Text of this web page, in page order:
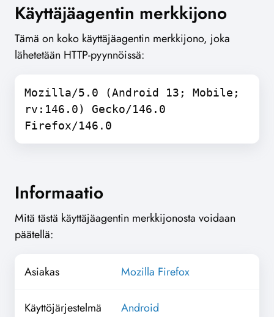
Käyttäjäagentin merkkijono
Tämä on koko käyttäjäagentin merkkijono, joka
lähetetään HTTP-pyynnöissä:
Mozilla/5.0 (Android 13; Mobile;
rv:146.0) Gecko/146.0
Firefox/146.0
Informaatio
Mitä tästä käyttäjäagentin merkkijonosta voidaan
päätellä:
Asiakas Mozilla Firefox
Käyttöjärjestelmä Android